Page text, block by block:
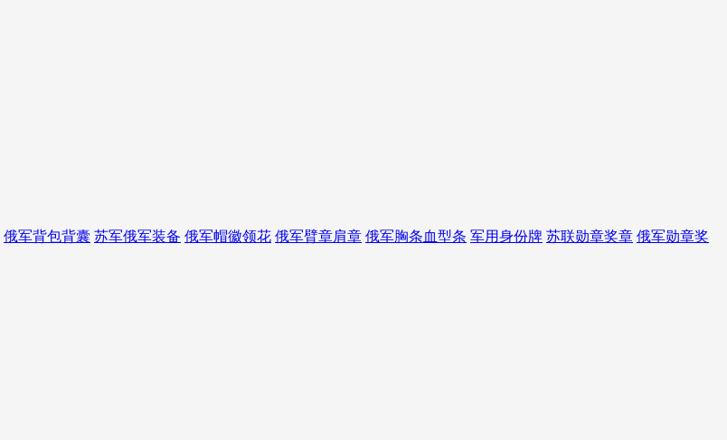
俄军背包背囊 苏军俄军装备 俄军帽徽领花 俄军臂章肩章 俄军胸条血型条 军用身份牌 苏联勋章奖章 俄军勋章奖